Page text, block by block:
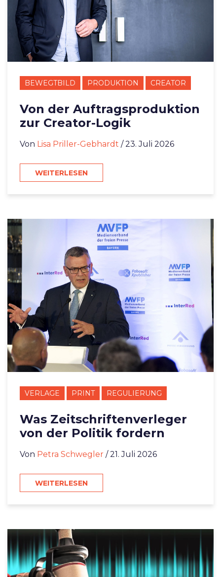
BEWEGTBILD PRODUKTION CREATOR
Von der Auftragsproduktion
zur Creator-Logik
Von Lisa Priller-Gebhardt / 23. Juli 2026
WEITERLESEN
VERLAGE PRINT REGULIERUNG
Was Zeitschriftenverleger
von der Politik fordern
Von Petra Schwegler / 21. Juli 2026
WEITERLESEN